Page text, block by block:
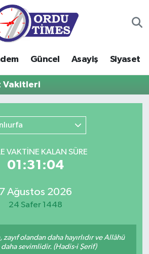
Güncel Asayiş Siyaset
Vakitleri
VAKTİNE KALAN SÜRE
01:31:04
7 Ağustos 2026
24 Safer 1448
olandan daha hayırlıdır ve Allâhü
daha sevimlidir. (Hadis-i Şerif)
Eczaneler
Vakitleri
Haritası